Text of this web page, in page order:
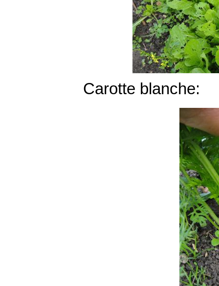
Carotte blanche: